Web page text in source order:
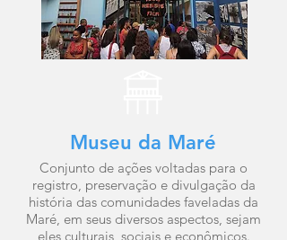
Museu da Maré
Conjunto de ações voltadas para o
registro, preservação e divulgação da
história das comunidades faveladas da
Maré, em seus diversos aspectos, sejam
eles culturais, sociais e econômicos.